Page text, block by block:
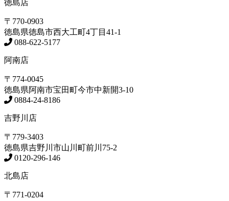
徳島店
〒770-0903
徳島県徳島市西大工町4丁目41-1
088-622-5177
阿南店
〒774-0045
徳島県阿南市宝田町今市中新開3-10
0884-24-8186
吉野川店
〒779-3403
徳島県吉野川市山川町前川75-2
0120-296-146
北島店
〒771-0204